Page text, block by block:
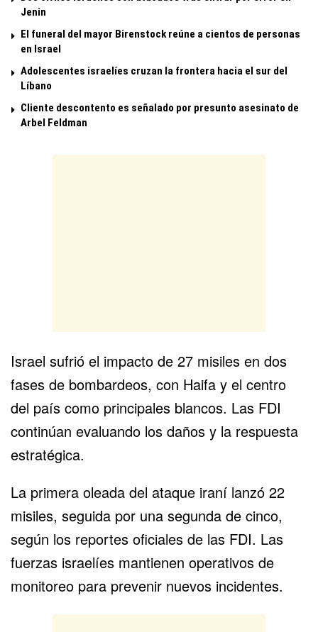
Jenin
El funeral del mayor Birenstock reúne a cientos de personas
en Israel
Adolescentes israelíes cruzan la frontera hacia el sur del
Líbano
Cliente descontento es señalado por presunto asesinato de
Arbel Feldman
Israel sufrió el impacto de 27 misiles en dos
fases de bombardeos, con Haifa y el centro
del país como principales blancos. Las FDI
continúan evaluando los daños y la respuesta
estratégica.
La primera oleada del ataque iraní lanzó 22
misiles, seguida por una segunda de cinco,
según los reportes oficiales de las FDI. Las
fuerzas israelíes mantienen operativos de
monitoreo para prevenir nuevos incidentes.